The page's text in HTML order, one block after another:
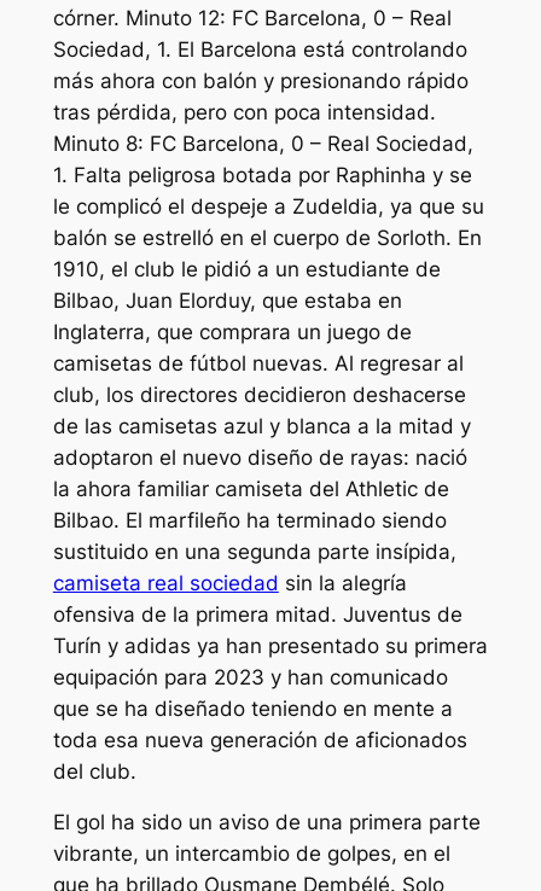
córner. Minuto 12: FC Barcelona, 0 – Real
Sociedad, 1. El Barcelona está controlando
más ahora con balón y presionando rápido
tras pérdida, pero con poca intensidad.
Minuto 8: FC Barcelona, 0 – Real Sociedad,
1. Falta peligrosa botada por Raphinha y se
le complicó el despeje a Zudeldia, ya que su
balón se estrelló en el cuerpo de Sorloth. En
1910, el club le pidió a un estudiante de
Bilbao, Juan Elorduy, que estaba en
Inglaterra, que comprara un juego de
camisetas de fútbol nuevas. Al regresar al
club, los directores decidieron deshacerse
de las camisetas azul y blanca a la mitad y
adoptaron el nuevo diseño de rayas: nació
la ahora familiar camiseta del Athletic de
Bilbao. El marfileño ha terminado siendo
sustituido en una segunda parte insípida,
camiseta real sociedad sin la alegría
ofensiva de la primera mitad. Juventus de
Turín y adidas ya han presentado su primera
equipación para 2023 y han comunicado
que se ha diseñado teniendo en mente a
toda esa nueva generación de aficionados
del club.
El gol ha sido un aviso de una primera parte
vibrante, un intercambio de golpes, en el
que ha brillado Ousmane Dembélé. Solo